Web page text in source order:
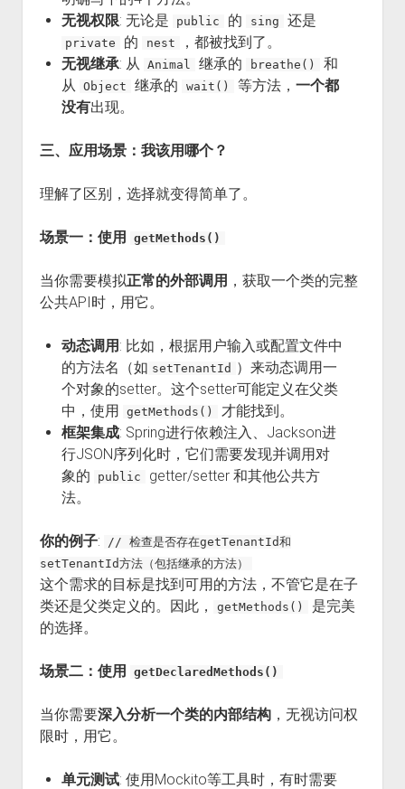
无视权限: 无论是 public 的 sing 还是
private 的 nest
，都被找到了。
无视继承: 从 Animal 继承的 breathe()
和
从
Object 继承的 wait() 等方法，一个都
没有出现。
三、应用场景：我该用哪个？
理解了区别，选择就变得简单了。
场景一：使用 getMethods()
当你需要模拟正常的外部调用 ，获取一个类的完整
公共API时，用它。
动态调用 : 比如，根据用户输入或配置文件中
的方法名（如 setTenantId ）来动态调用一
个对象的setter。这个setter可能定义在父类
中，使用
getMethods()
才能找到。
框架集成: Spring进行依赖注入、Jackson进
行JSON序列化时，它们需要发现并调用对
象的
public
getter/setter 和其他公共方
法。
你的例子:
// 检查是否存在getTenantId和
setTenantId方法（包括继承的方法）
这个需求的目标是找到可用的方法，不管它是在子
类还是父类定义的。因此，
getMethods()
是完美
的选择。
场景二：使用 getDeclaredMethods()
当你需要深入分析一个类的内部结构，无视访问权
限时，用它。
单元测试: 使用Mockito等工具时，有时需要